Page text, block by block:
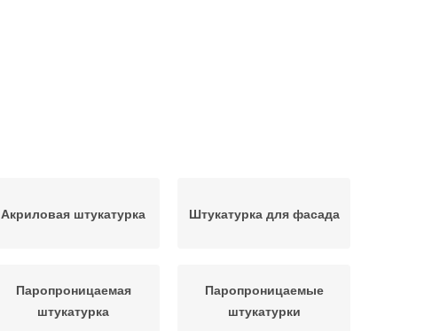
Акриловая штукатурка Штукатурка для фасада
Паропроницаемая
штукатурка
Паропроницаемые
штукатурки